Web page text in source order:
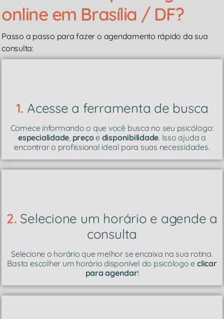
online em Brasília / DF?
Passo a passo para fazer o agendamento rápido da sua
consulta:
1. Acesse a ferramenta de busca
Comece informando o que você busca no seu psicólogo:
especialidade preçoe disponibilidade. Isso ajuda a
encontrar o profissional ideal para suas necessidades.
2. Selecione um horário e agende a
consulta
Selecione o horário que melhor se encaixa na sua rotina.
Basta escolher um horário disponível do psicólogo e clicar
para agendar!